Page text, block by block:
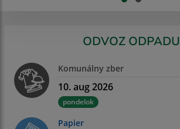
ODVOZ ODPADU
Komunálny zber
10. aug 2026
pondelok
Papier